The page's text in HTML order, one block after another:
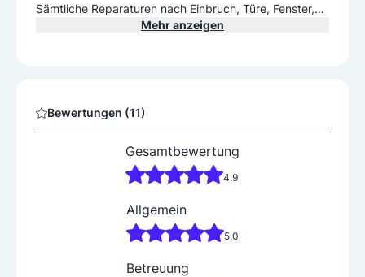
Sämtliche Reparaturen nach Einbruch, Türe, Fenster,
Mehr anzeigen
Bewertungen (11)
Gesamtbewertung
4.9
Allgemein
5.0
Betreuung